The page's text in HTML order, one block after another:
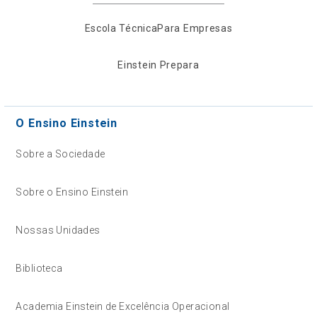
Escola TécnicaPara Empresas
Einstein Prepara
O Ensino Einstein
Sobre a Sociedade
Sobre o Ensino Einstein
Nossas Unidades
Biblioteca
Academia Einstein de Excelência Operacional